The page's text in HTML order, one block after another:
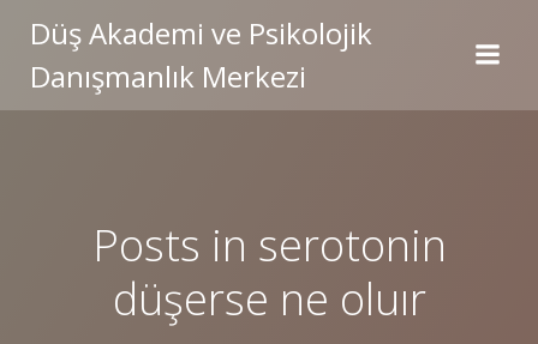
geç
Düş Akademi ve Psikolojik
Danışmanlık Merkezi
Posts in serotonin
düşerse ne oluır